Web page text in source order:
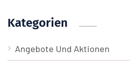
Kategorien
Angebote Und Aktionen